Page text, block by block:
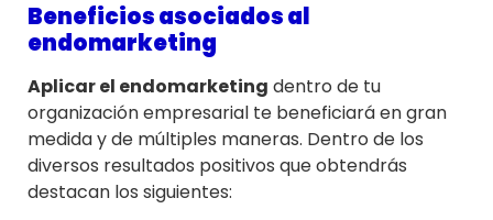
Beneficios asociados al
endomarketing
Aplicar el endomarketing dentro de tu
organización empresarial te beneficiará en gran
medida y de múltiples maneras. Dentro de los
diversos resultados positivos que obtendrás
destacan los siguientes: